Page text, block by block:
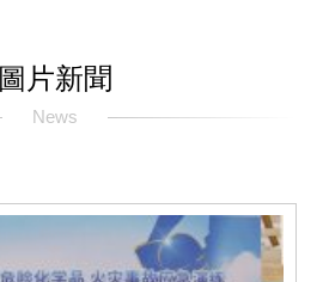
圖片新聞
News